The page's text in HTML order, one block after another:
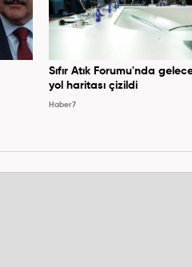
Sıfır Atık Forumu'nda
yol haritası çizildi
Haber7